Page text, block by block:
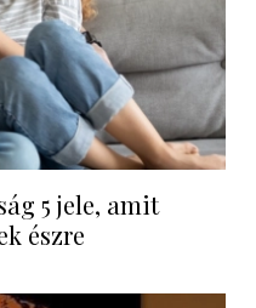
5 jele, amit
észre